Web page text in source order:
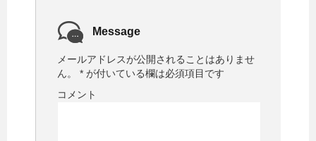
Message
メールアドレスが公開されることはありませ
ん。
* が付いている欄は必須項目です
コメント